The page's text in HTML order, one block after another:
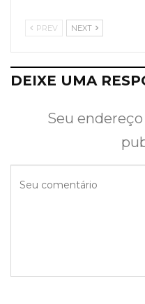
PREV NEXT
DEIXE UMA
Seu